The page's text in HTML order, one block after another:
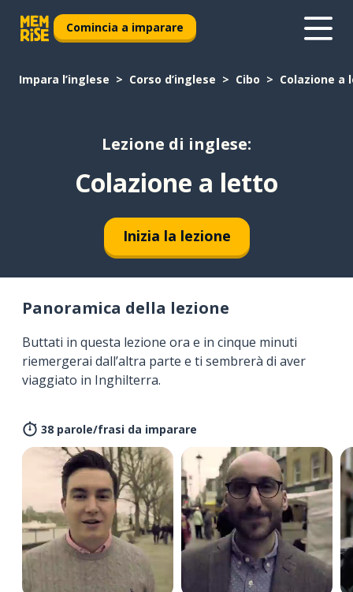
Comincia a imparare
Impara l’inglese Corso d’inglese Cibo Colazione a
Lezione di inglese:
Colazione a letto
Inizia la lezione
Panoramica della lezione
Buttati in questa lezione ora e in cinque minuti
riemergerai dall’altra parte e ti sembrerà di aver
viaggiato in Inghilterra.
38 parole/frasi da imparare